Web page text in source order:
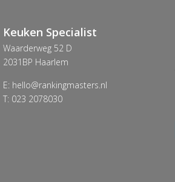
Keuken Specialist
Waarderweg 52 D
2031BP Haarlem
E: hello@rankingmasters.nl
T: 023 2078030